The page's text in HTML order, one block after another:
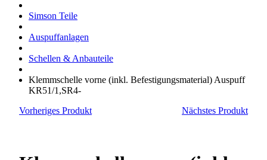
Simson Teile
Auspuffanlagen
Schellen & Anbauteile
Klemmschelle vorne (inkl. Befestigungsmaterial) Auspuff
KR51/1,SR4-
Vorheriges Produkt
Nächstes Produkt